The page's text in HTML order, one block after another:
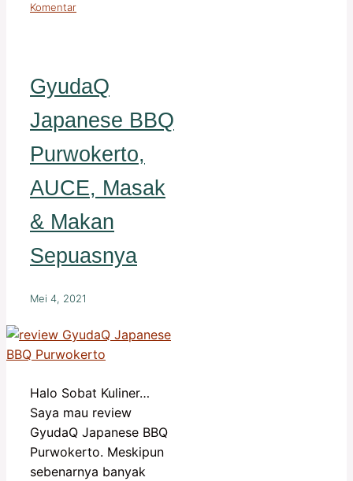
Komentar
GyudaQ
Japanese BBQ
Purwokerto,
AUCE, Masak
& Makan
Sepuasnya
Mei 4, 2021
Halo Sobat Kuliner…
Saya mau review
GyudaQ Japanese BBQ
Purwokerto. Meskipun
sebenarnya banyak